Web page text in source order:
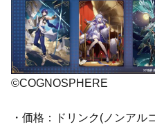
©COGNOSPHERE
・価格：ドリンク(ノンアル